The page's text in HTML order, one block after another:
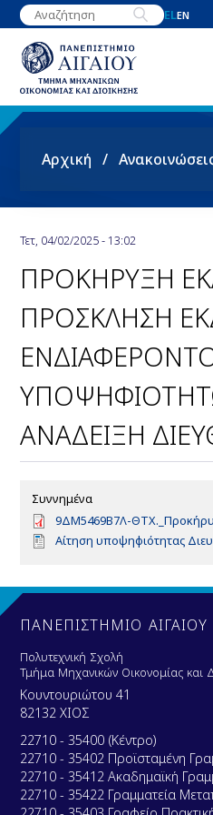
Παράκαμψη
προς
κυρίως
περιεχόμενο
ELEN
Breadcrumb
Αρχική
Τετ, 04/02/2025 - 13:02
ΠΡΟΚΗΡΥΞΗ
ΠΡΟΣΚΛΗΣΗ
ΑΝΑΔΕΙΞΗ
Συννημένα
D
o
c
e
t
9ΔΜ5469Β7Λ-
D
u
e
n
t
Αίτηση υποψηφιότητας
ΠΑΝΕΠΙΣΤΗΜΙΟ ΑΙΓΑΙΟΥ
Πολυτεχνική Σχολή
Τμήμα Μηχανικών Οικονομίας και
Κουντουριώτου 41
82132 ΧΙΟΣ
22710 - 35400 (Κέντρο)
22710 - 35402 Προϊσταμένη
22710 - 35412 Ακαδημαϊκή
22710 - 35422 Γραμματεία